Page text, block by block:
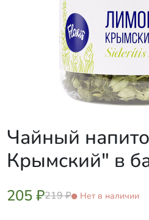
Чайный
Крымский" в
205 ₽219 ₽ Нет в наличии